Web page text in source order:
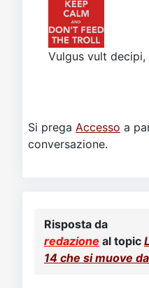
Vulgus vult
Si prega Accesso a
conversazione.
Risposta da
redazione al topic
14 che si muove